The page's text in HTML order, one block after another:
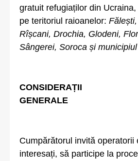
gratuit refugiaților din
pe teritoriul raioanelor:
Rîșcani, Drochia, Glodeni,
Sângerei, Soroca și
CONSIDERAȚII
Cumpărătorul invită operatorii
interesați, să participe la